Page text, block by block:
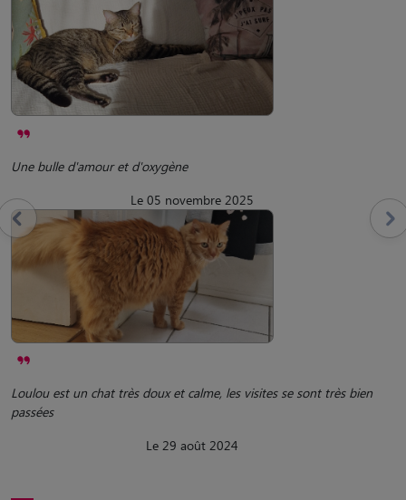
Une bulle d'amour et d'oxygène
Le 05 novembre 2025
Loulou est un chat très doux et calme, les visites se sont très bien
passées
Le 29 août 2024